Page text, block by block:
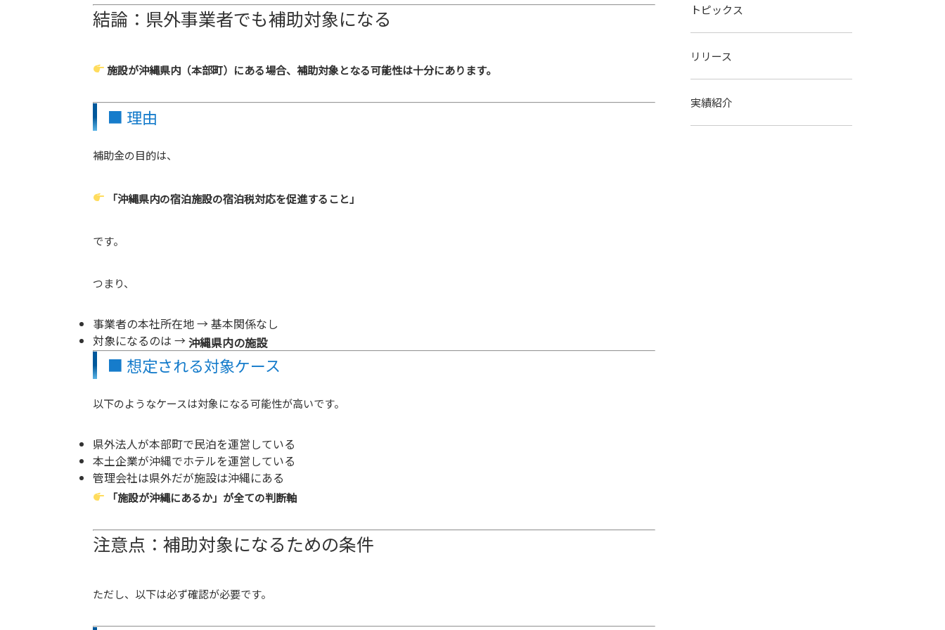
トピックス
リリース
実績紹介
結論：県外事業者でも補助対象になる
施設が沖縄県内（本部町）にある場合、補助対象となる可能性は十分にあります。
■ 理由
補助金の目的は、
「沖縄県内の宿泊施設の宿泊税対応を促進すること」
です。
つまり、
事業者の本社所在地 → 基本関係なし
対象になるのは →沖縄県内の施設
■ 想定される対象ケース
以下のようなケースは対象になる可能性が高いです。
県外法人が本部町で民泊を運営している
本土企業が沖縄でホテルを運営している
管理会社は県外だが施設は沖縄にある
「施設が沖縄にあるか」が全ての判断軸
注意点：補助対象になるための条件
ただし、以下は必ず確認が必要です。